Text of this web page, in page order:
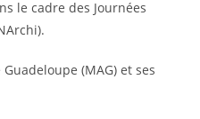
le cadre des Journées
(MAG) et ses